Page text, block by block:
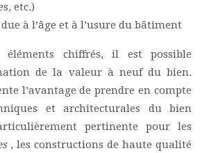
etc.)
à l’âge et à l’usure du bâtiment
chiffrés, il est possible
de la valeur à neuf du bien.
l’avantage de prendre en compte
et architecturales du bien
pertinente pour les
, les constructions de haute qualité